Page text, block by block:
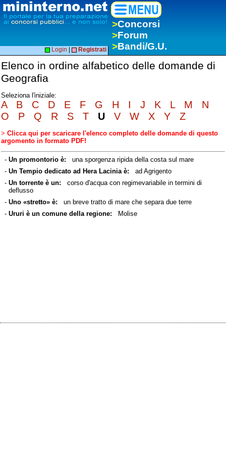
>Concorsi
>Forum
>Bandi/G.U.
Login Registrati
Elenco in ordine alfabetico delle domande di
Geografia
Seleziona l'iniziale:
A B C D E F G H I J K L M
N
O
P Q R S T U V W X Y Z
> Clicca qui per scaricare l'elenco completo delle domande di questo
argomento in formato PDF!
- Un promontorio è: una sporgenza ripida della costa sul mare
- Un Tempio dedicato ad Hera Lacinia è: ad Agrigento
- Un torrente è un: corso d'acqua con regimevariabile in termini di
deflusso
- Uno «stretto» è: un breve tratto di mare che separa due terre
- Ururi è un comune della regione: Molise